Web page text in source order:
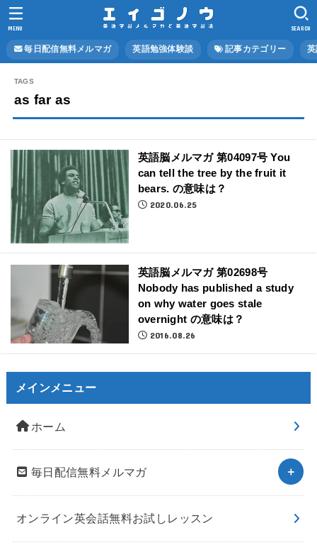
毎日配信無料メルマガ 英語勉強体験談 記事カテゴリー
SEARCH
MENU
as far as
英語脳メルマガ 第04097号 You
can tell the tree by the fruit it
bears. の意味は？
2020.06.25
英語脳メルマガ 第02698号
Nobody has published a study
on why water goes stale
overnight の意味は？
2016.08.26
メインメニュー
ホーム
毎日配信無料メルマガ
オンライン英会話無料お試しレッスン